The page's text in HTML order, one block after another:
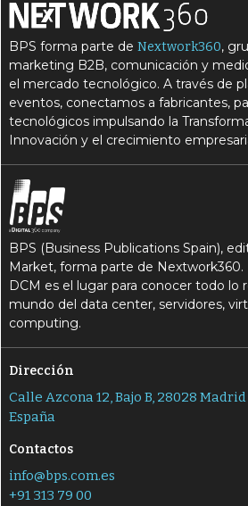
P PNRR P préstamos
R renta de ciudadanía R
BPS forma parte deNextwork360,
marketing B2B, comunicación y
el mercado tecnológico. A través de
eventos, conectamos a fabricantes,
tecnológicos impulsando la
Innovación y el crecimiento
BPS (Business Publications Spain),
Market, forma parte de Nextwork360.
DCM es el lugar para conocer todo lo
mundo del data center, servidores,
computing.
Dirección
Calle Azcona 12, Bajo B, 28028 Madrid
España
Contactos
info@bps.com.es
+91 313 79 00